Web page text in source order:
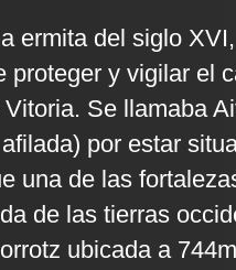
ermita del siglo
proteger y vigilar el
Se llamaba
por estar
una de las
de las tierras
ubicada a